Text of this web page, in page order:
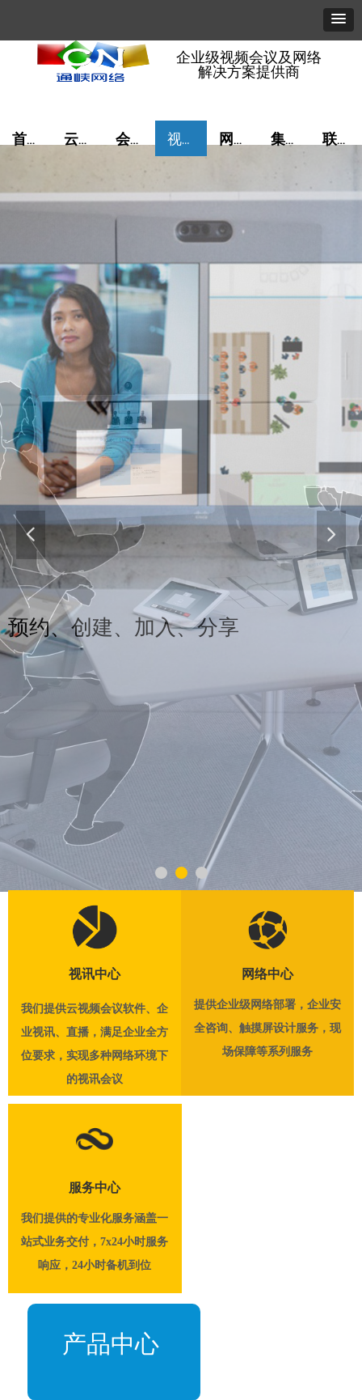
预约、创建、加入、分享
넳 넲
企业级视频会议及网络
解决方案提供商
首页 云视讯 会议管理 视频音频 网络算力 集成服务 联系我们
我们提供的专业化服务涵盖一
站式业务交付，7x24小时服务
响应，24小时备机到位
服务中心
提供企业级网络部署，企业安
全咨询、触摸屏设计服务，现
场保障等系列服务
网络中心
我们提供云视频会议软件、企
业视讯、直播，满足企业全方
位要求，实现多种网络环境下
的视讯会议
视讯中心
产品中心